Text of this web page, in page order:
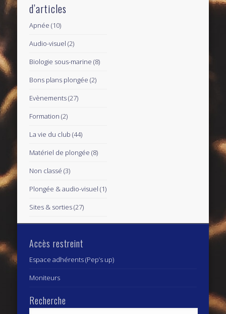
d’articles
Apnée (10)
Audio-visuel (2)
Biologie sous-marine (8)
Bons plans plongée (2)
Evènements(27)
Formation (2)
La vie du club (44)
Matériel de plongée (8)
Non classé (3)
Plongée & audio-visuel (1)
Sites & sorties(27)
Accès restreint
Espace adhérents (Pep’s up)
Moniteurs
Recherche